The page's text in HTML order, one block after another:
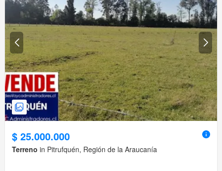
$ 25.000.000
Terreno in Pitrufquén, Región de la Araucanía